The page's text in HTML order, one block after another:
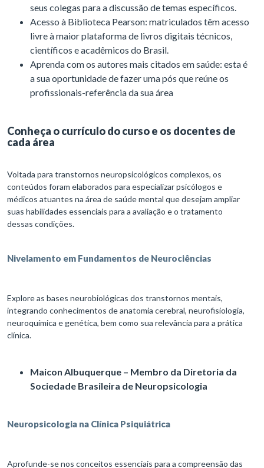
seus colegas para a discussão de temas específicos.
Acesso à Biblioteca Pearson: matriculados têm acesso
livre à maior plataforma de livros digitais técnicos,
científicos e acadêmicos do Brasil.
Aprenda com os autores mais citados em saúde: esta é
a sua oportunidade de fazer uma pós que reúne os
profissionais-referência da sua área
Conheça o currículo do curso e os docentes de
cada área
Voltada para transtornos neuropsicológicos complexos, os
conteúdos foram elaborados para especializar psicólogos e
médicos atuantes na área de saúde mental que desejam ampliar
suas habilidades essenciais para a avaliação e o tratamento
dessas condições.
Nivelamento em Fundamentos de Neurociências
Explore as bases neurobiológicas dos transtornos mentais,
integrando conhecimentos de anatomia cerebral, neurofisiologia,
neuroquímica e genética, bem como sua relevância para a prática
clínica.
Maicon Albuquerque – Membro da Diretoria da
Sociedade Brasileira de Neuropsicologia
Neuropsicologia na Clínica Psiquiátrica
Aprofunde-se nos conceitos essenciais para a compreensão das